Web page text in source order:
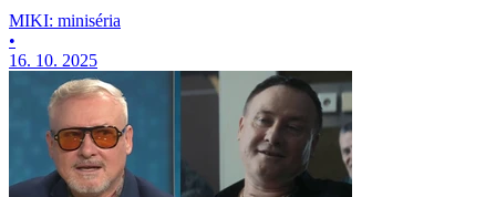
MIKI: miniséria
•
16. 10. 2025